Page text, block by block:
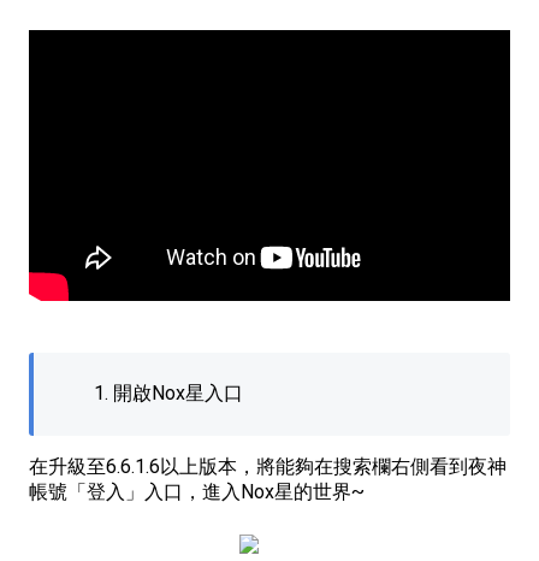
1. 開啟Nox星入口
在升級至6.6.1.6以上版本，將能夠在搜索欄右側看到夜神
帳號「登入」入口，進入Nox星的世界~